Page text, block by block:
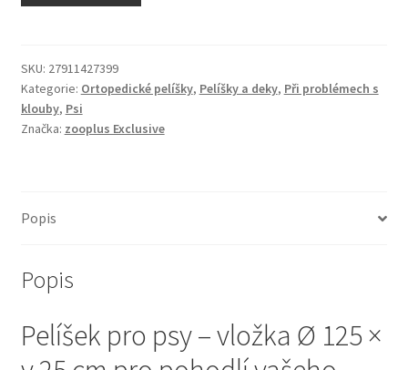
Odpočívadla pro kočky
Pamlsky pro kočky
Royal Canin pro kočky
Vše pro psy — Krmivo, doplňky, vybavení
SKU: 27911427399
Kategorie: Ortopedické pelíšky, Pelíšky a deky, Při problémech s
klouby, Psi
Značka: zooplus Exclusive
Popis
Popis
Pelíšek pro psy – vložka Ø 125 ×